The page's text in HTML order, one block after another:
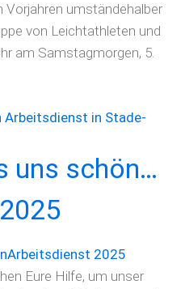
Vorjahren umständehalber
von Leichtathleten und
am Samstagmorgen, 5.
uns schön…
Arbeitsdienst 2025
Eure Hilfe, um unser